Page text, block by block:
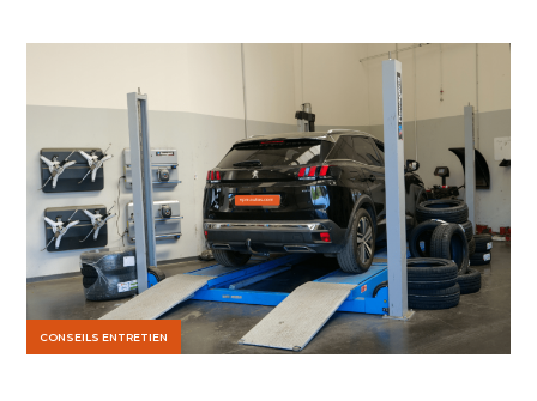
CONSEILS ENTRETIEN